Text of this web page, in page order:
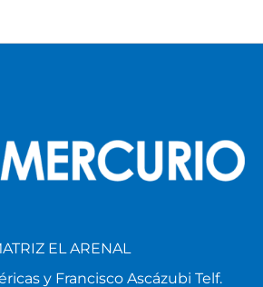
y Francisco Ascázubi Telf.
4111786